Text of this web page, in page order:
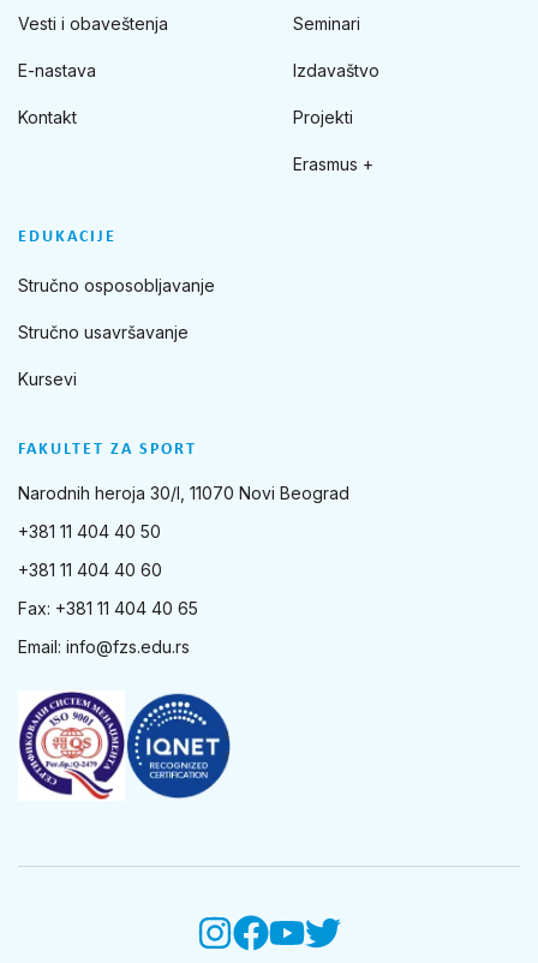
FAKULTET ZA SPORT
Narodnih heroja 30/I, 11070 Novi Beograd
+381 11 404 40 50
+381 11 404 40 60
Fax: +381 11 404 40 65
Email: info@fzs.edu.rs
Vesti i obaveštenja
E-nastava
Kontakt
Seminari
Izdavaštvo
Projekti
Erasmus +
EDUKACIJE
Stručno osposobljavanje
Stručno usavršavanje
Kursevi